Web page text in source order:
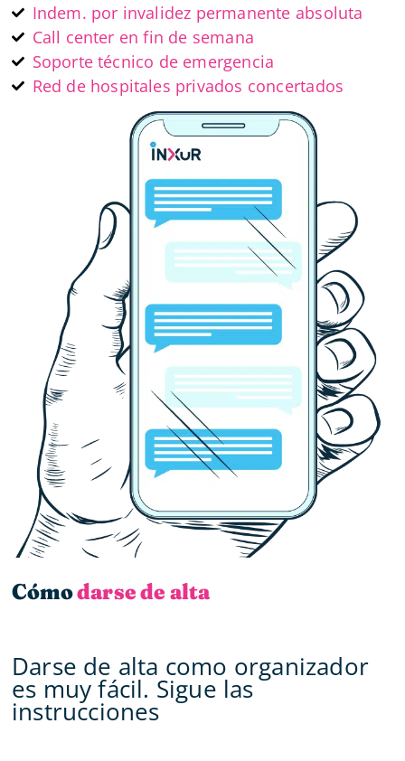
Indem. por invalidez permanente absoluta
Call center en fin de semana
Soporte técnico de emergencia
Red de hospitales privados concertados
Cómodarse de alta
Darse de alta como organizador
es muy fácil. Sigue las
instrucciones